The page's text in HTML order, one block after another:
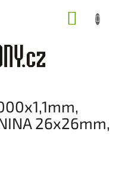
26x26mm,